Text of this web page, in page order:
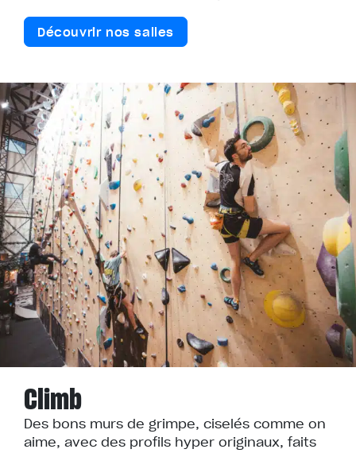
Découvrir nos salles
Climb
Des bons murs de grimpe, ciselés comme on
aime, avec des profils hyper originaux, faits